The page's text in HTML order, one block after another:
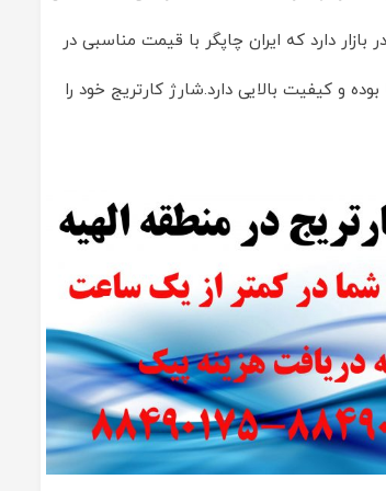
دارد که ایران چاپگر با قیمت مناسبی در
بوده و کیفیت بالایی دارد.شارژ کارتریج خود را